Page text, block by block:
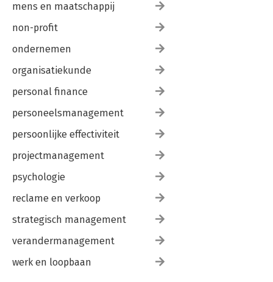
mens en maatschappij
non-profit
ondernemen
organisatiekunde
personal finance
personeelsmanagement
persoonlijke effectiviteit
projectmanagement
psychologie
reclame en verkoop
strategisch management
verandermanagement
werk en loopbaan